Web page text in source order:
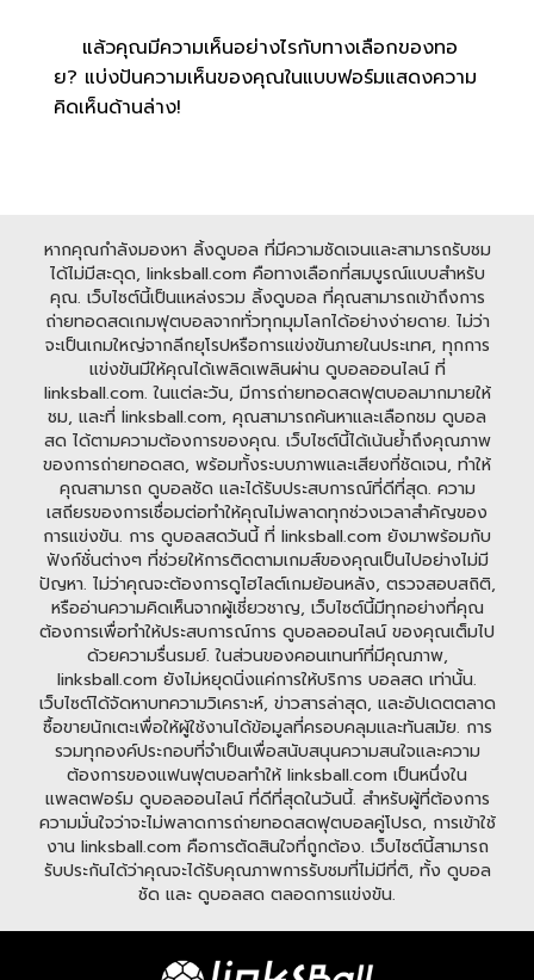
แล้วคุณมีความเห็นอย่างไรกับทางเลือกของทอ
ย? แบ่งปันความเห็นของคุณในแบบฟอร์มแสดงความ
คิดเห็นด้านล่าง!
หากคุณกำลังมองหา ลิ้งดูบอล ที่มีความชัดเจนและสามารถรับชม
ได้ไม่มีสะดุด, linksball.com คือทางเลือกที่สมบูรณ์แบบสำหรับ
คุณ. เว็บไซต์นี้เป็นแหล่งรวม ลิ้งดูบอล ที่คุณสามารถเข้าถึงการ
ถ่ายทอดสดเกมฟุตบอลจากทั่วทุกมุมโลกได้อย่างง่ายดาย. ไม่ว่า
จะเป็นเกมใหญ่จากลีกยุโรปหรือการแข่งขันภายในประเทศ, ทุกการ
แข่งขันมีให้คุณได้เพลิดเพลินผ่าน ดูบอลออนไลน์ ที่
linksball.com. ในแต่ละวัน, มีการถ่ายทอดสดฟุตบอลมากมายให้
ชม, และที่ linksball.com, คุณสามารถค้นหาและเลือกชม ดูบอล
สด ได้ตามความต้องการของคุณ. เว็บไซต์นี้ได้เน้นย้ำถึงคุณภาพ
ของการถ่ายทอดสด, พร้อมทั้งระบบภาพและเสียงที่ชัดเจน, ทำให้
คุณสามารถ ดูบอลชัด และได้รับประสบการณ์ที่ดีที่สุด. ความ
เสถียรของการเชื่อมต่อทำให้คุณไม่พลาดทุกช่วงเวลาสำคัญของ
การแข่งขัน. การ ดูบอลสดวันนี้ ที่ linksball.com ยังมาพร้อมกับ
ฟังก์ชั่นต่างๆ ที่ช่วยให้การติดตามเกมส์ของคุณเป็นไปอย่างไม่มี
ปัญหา. ไม่ว่าคุณจะต้องการดูไฮไลต์เกมย้อนหลัง, ตรวจสอบสถิติ,
หรืออ่านความคิดเห็นจากผู้เชี่ยวชาญ, เว็บไซต์นี้มีทุกอย่างที่คุณ
ต้องการเพื่อทำให้ประสบการณ์การ ดูบอลออนไลน์ ของคุณเต็มไป
ด้วยความรื่นรมย์. ในส่วนของคอนเทนท์ที่มีคุณภาพ,
linksball.com ยังไม่หยุดนิ่งแค่การให้บริการ บอลสด เท่านั้น.
เว็บไซต์ได้จัดหาบทความวิเคราะห์, ข่าวสารล่าสุด, และอัปเดตตลาด
ซื้อขายนักเตะเพื่อให้ผู้ใช้งานได้ข้อมูลที่ครอบคลุมและทันสมัย. การ
รวมทุกองค์ประกอบที่จำเป็นเพื่อสนับสนุนความสนใจและความ
ต้องการของแฟนฟุตบอลทำให้ linksball.com เป็นหนึ่งใน
แพลตฟอร์ม ดูบอลออนไลน์ ที่ดีที่สุดในวันนี้. สำหรับผู้ที่ต้องการ
ความมั่นใจว่าจะไม่พลาดการถ่ายทอดสดฟุตบอลคู่โปรด, การเข้าใช้
งาน linksball.com คือการตัดสินใจที่ถูกต้อง. เว็บไซต์นี้สามารถ
รับประกันได้ว่าคุณจะได้รับคุณภาพการรับชมที่ไม่มีที่ติ, ทั้ง ดูบอล
ชัด และ ดูบอลสด ตลอดการแข่งขัน.